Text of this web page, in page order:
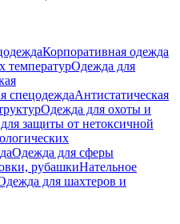
Корпоративная одежда
Одежда для
спецодеждаАнтистатическая
Одежда для охоты и
защиты от нетоксичной
Одежда для сферы
рубашкиНательное
для шахтеров и